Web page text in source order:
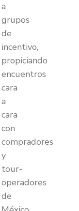
a
grupos
de
incentivo,
propiciando
encuentros
cara
a
cara
con
compradores
y
tour-
operadores
de